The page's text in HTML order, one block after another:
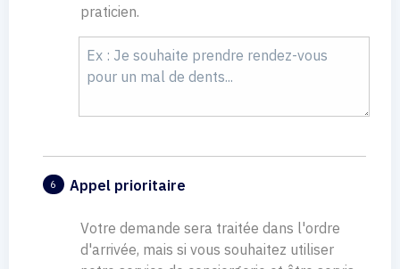
praticien.
6 Appel prioritaire
Votre demande sera traitée dans l'ordre
d'arrivée, mais si vous souhaitez utiliser